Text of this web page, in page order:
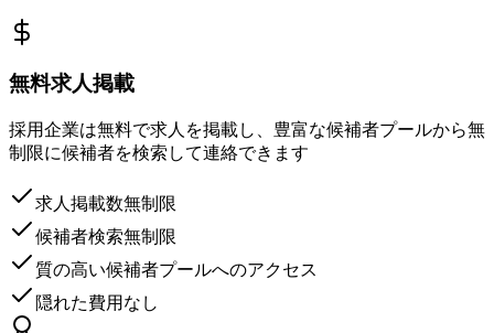
無料求人掲載
採用企業は無料で求人を掲載し、豊富な候補者プールから無
制限に候補者を検索して連絡できます
求人掲載数無制限
候補者検索無制限
質の高い候補者プールへのアクセス
隠れた費用なし